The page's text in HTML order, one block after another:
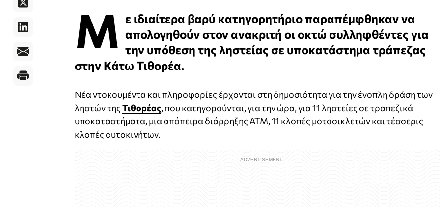
Μ ε ιδιαίτερα βαρύ κατηγορητήριο παραπέμφθηκαν να
απολογηθούν στον ανακριτή οι οκτώ συλληφθέντες για
την υπόθεση της ληστείας σε υποκατάστημα τράπεζας
στην Κάτω Τιθορέα.
Νέα ντοκουμέντα και πληροφορίες έρχονται στη δημοσιότητα για την ένοπλη δράση των
ληστών τηςΤιθορέας, που κατηγορούνται, για την ώρα, για 11 ληστείες σε τραπεζικά
υποκαταστήματα, μια απόπειρα διάρρηξης ΑΤΜ, 11 κλοπές μοτοσικλετών και τέσσερις
κλοπές αυτοκινήτων.